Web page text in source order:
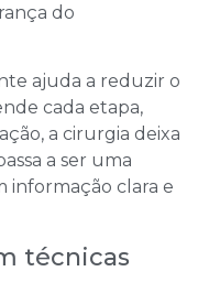
do
ajuda a reduzir o
cada etapa,
a cirurgia deixa
a ser uma
informação clara e
técnicas